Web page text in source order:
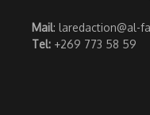
Mail: laredaction@al-
Tel: +269 773 58 59